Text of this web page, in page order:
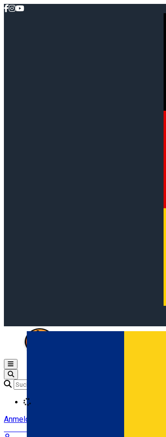
Open main menu
Anmeldung